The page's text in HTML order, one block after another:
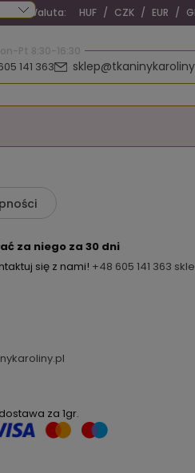
Waluta: HUF / CZK / EUR /
Pt 8:30-16:30
141 363
za niego za 30 dni
się z nami! +48 605 141 363
za 1gr.